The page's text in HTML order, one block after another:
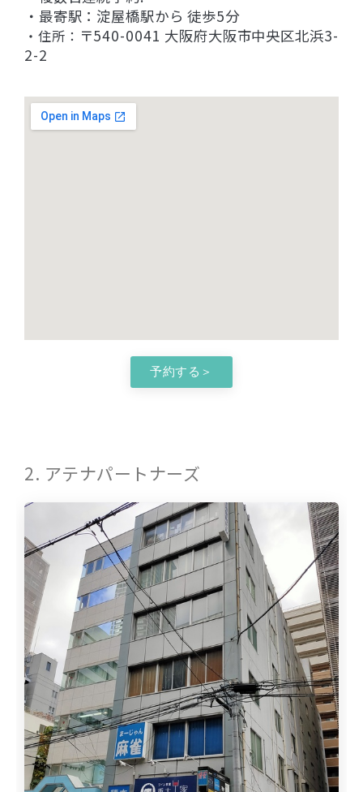
・最寄駅：淀屋橋駅から 徒歩5分
・住所： 〒540-0041 大阪府大阪市中央区北浜3-
2-2
予約する＞
2. アテナパートナーズ